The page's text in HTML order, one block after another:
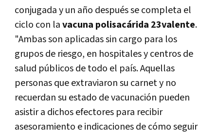
conjugada y un año después se completa el
ciclo con lavacuna polisacárida 23valente.
"Ambas son aplicadas sin cargo para los
grupos de riesgo, en hospitales y centros de
salud públicos de todo el país. Aquellas
personas que extraviaron su carnet y no
recuerdan su estado de vacunación pueden
asistir a dichos efectores para recibir
asesoramiento e indicaciones de cómo seguir